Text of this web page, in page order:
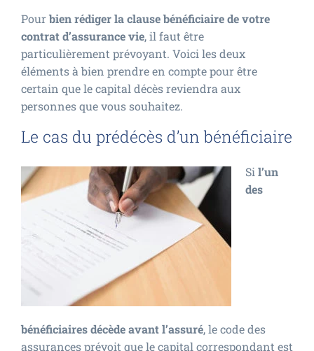
Pourbien rédiger la clause bénéficiaire de votre
contrat d’assurance vie, il faut être
particulièrement prévoyant. Voici les deux
éléments à bien prendre en compte pour être
certain que le capital décès reviendra aux
personnes que vous souhaitez.
Le cas du prédécès d’un bénéficiaire
Si l’un
des
bénéficiaires décède avant l’assuré, le code des
assurances prévoit que le capital correspondant est